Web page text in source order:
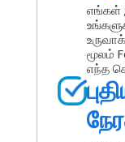
எங்கள்
மூலம்
எந்த